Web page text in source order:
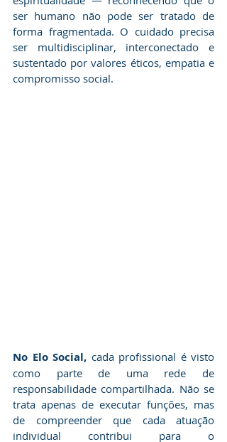
ser humano não pode ser tratado de
forma fragmentada. O cuidado precisa
ser multidisciplinar, interconectado e
sustentado por valores éticos, empatia e
compromisso social.
​No Elo Social, cada profissional é visto
como parte de uma rede de
responsabilidade compartilhada. Não se
trata apenas de executar funções, mas
de compreender que cada atuação
individual contribui para o